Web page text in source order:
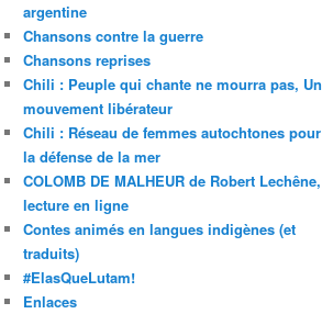
argentine
Chansons contre la guerre
Chansons reprises
Chili : Peuple qui chante ne mourra pas, Un
mouvement libérateur
Chili : Réseau de femmes autochtones pour
la défense de la mer
COLOMB DE MALHEUR de Robert Lechêne,
lecture en ligne
Contes animés en langues indigènes (et
traduits)
#ElasQueLutam!
Enlaces